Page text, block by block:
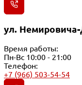
ул.
Время работы:
Пн-Вс 10:00 - 21:00
Телефон:
+7 (966) 503-54-54